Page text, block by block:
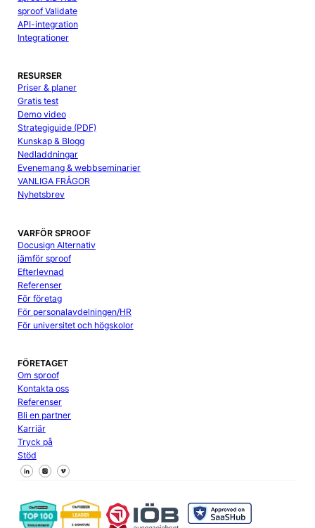
sproof Validate
API-integration
Integrationer
RESURSER
Priser & planer
Gratis test
Demo video
Strategiguide (PDF)
Kunskap & Blogg
Nedladdningar
Evenemang & webbseminarier
VANLIGA FRÅGOR
Nyhetsbrev
VARFÖR SPROOF
Docusign Alternativ
jämför sproof
Efterlevnad
Referenser
För företag
För personalavdelningen/HR
För universitet och högskolor
FÖRETAGET
Om sproof
Kontakta oss
Referenser
Bli en partner
Karriär
Tryck på
Stöd
Följ oss på Facebook
Följ oss på X
Följ oss på LinkedIn